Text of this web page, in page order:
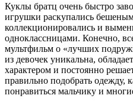
Куклы братц очень быстро
игрушки раскупались
коллекционировались и
одноклассницами. Конечно,
мультфильм о «лучших
из девочек уникальна,
характером и постоянно
правильно подобрать одежду,
понравиться мальчику и